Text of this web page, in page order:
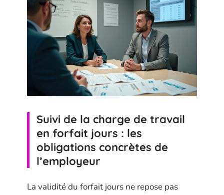
Suivi de la charge de travail
en forfait jours : les
obligations concrètes de
l’employeur
La validité du forfait jours ne repose pas